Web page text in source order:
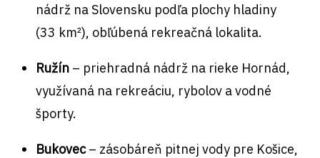
nádrž na Slovensku podľa plochy hladiny
(33 km²), obľúbená rekreačná lokalita.
Ružín – priehradná nádrž na rieke Hornád,
využívaná na rekreáciu, rybolov a vodné
športy.
Bukovec– zásobáreň pitnej vody pre Košice,